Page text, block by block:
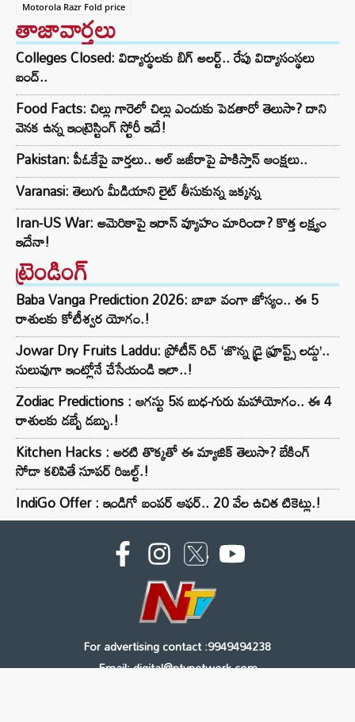
Motorola Razr Fold price
తాజావార్తలు
Colleges Closed: విద్యార్థులకు బిగ్ అలర్ట్.. రేపు విద్యాసంస్థలు
బంద్..
Food Facts: చిల్లు గారెలో చిల్లు ఎందుకు పెడతారో తెలుసా? దాని
వెనక ఉన్న ఇంట్రెస్టింగ్ స్టోరీ ఇదే!
Pakistan: పీఓకేపై వార్తలు.. అల్ జజీరాపై పాకిస్తాన్ ఆంక్షలు..
Varanasi: తెలుగు మీడియాని లైట్ తీసుకున్న జక్కన్న
Iran-US War: అమెరికాపై ఇరాన్ వ్యూహం మారిందా? కొత్త లక్ష్యం
ఇదేనా!
ట్రెండింగ్‌
Baba Vanga Prediction 2026: బాబా వంగా జోస్యం.. ఈ 5
రాశులకు కోటీశ్వర యోగం.!
Jowar Dry Fruits Laddu: ప్రోటీన్ రిచ్ ‘జొన్న డ్రై ఫ్రూప్ట్స్ లడ్డు’..
సులువుగా ఇంట్లోనే చేసేయండి ఇలా..!
Zodiac Predictions : ఆగస్టు 5న బుధ-గురు మహాయోగం.. ఈ 4
రాశులకు డబ్బే డబ్బు.!
Kitchen Hacks : అరటి తొక్కతో ఈ మ్యాజిక్ తెలుసా? బేకింగ్
సోడా కలిపితే సూపర్ రిజల్ట్.!
IndiGo Offer : ఇండిగో బంపర్ ఆఫర్.. 20 వేల ఉచిత టికెట్లు.!
For advertising contact :9949494238
Email: digital@ntvnetwork.com